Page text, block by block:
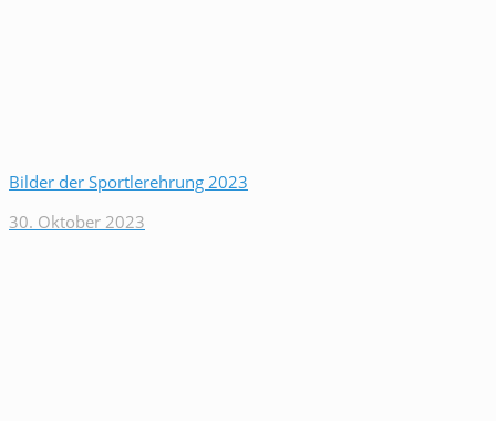
Bilder der Sportlerehrung 2023
30. Oktober 2023